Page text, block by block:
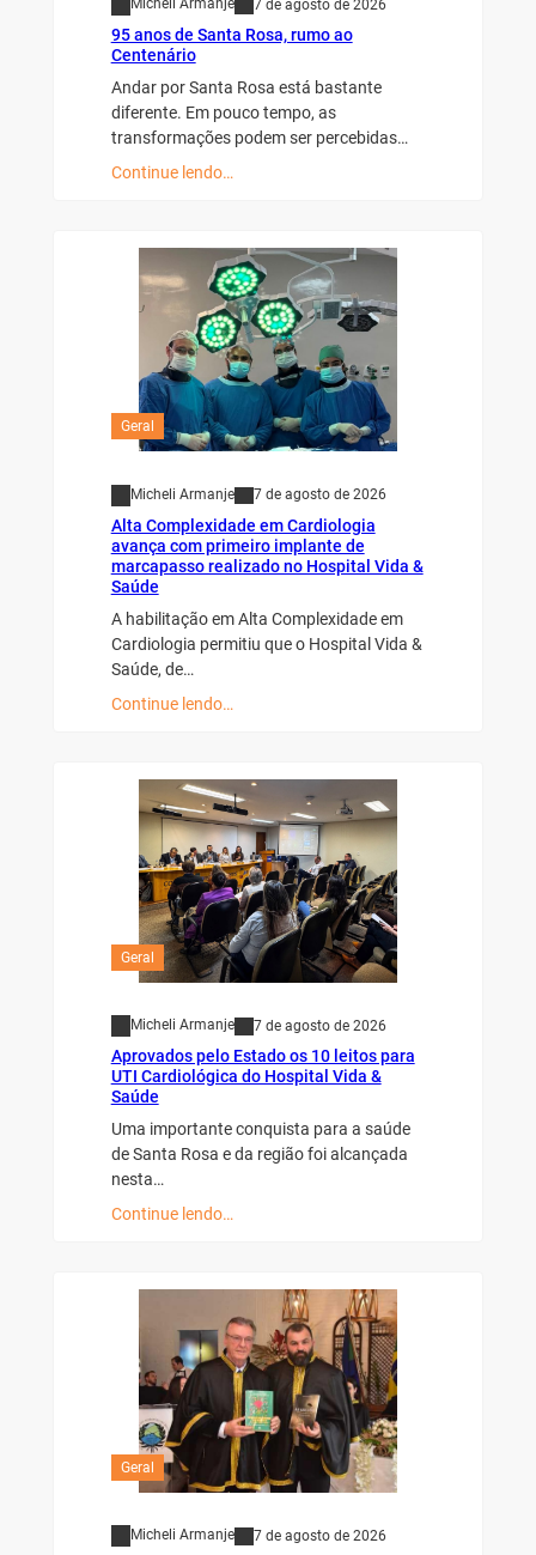
Micheli Armanje 7 de agosto de 2026
95 anos de Santa Rosa, rumo ao
Centenário
Andar por Santa Rosa está bastante
diferente. Em pouco tempo, as
transformações podem ser percebidas…
Continue lendo…
Geral
Micheli Armanje 7 de agosto de 2026
Alta Complexidade em Cardiologia
avança com primeiro implante de
marcapasso realizado no Hospital Vida &
Saúde
A habilitação em Alta Complexidade em
Cardiologia permitiu que o Hospital Vida &
Saúde, de…
Continue lendo…
Geral
Micheli Armanje 7 de agosto de 2026
Aprovados pelo Estado os 10 leitos para
UTI Cardiológica do Hospital Vida &
Saúde
Uma importante conquista para a saúde
de Santa Rosa e da região foi alcançada
nesta…
Continue lendo…
Geral
Micheli Armanje 7 de agosto de 2026